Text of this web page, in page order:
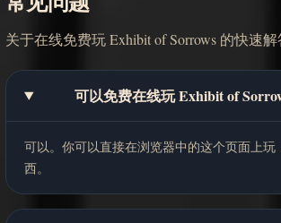
关于在线免费玩 Exhibit of Sorrows 的快速解
可以免费在线玩 Exhibit of
可以。你可以直接在浏览器中的这个页面上玩
西。